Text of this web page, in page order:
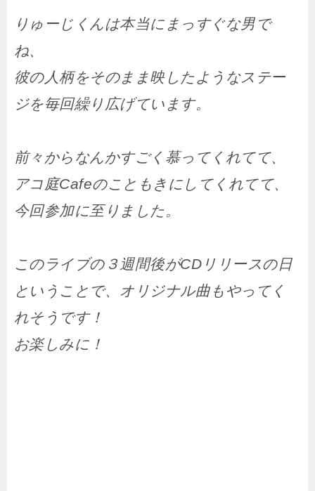
りゅーじくんは本当にまっすぐな男で
ね、
彼の人柄をそのまま映したようなステー
ジを毎回繰り広げています。
前々からなんかすごく慕ってくれてて、
アコ庭Cafeのこともきにしてくれてて、
今回参加に至りました。
このライブの３週間後がCDリリースの日
ということで、オリジナル曲もやってく
れそうです！
お楽しみに！